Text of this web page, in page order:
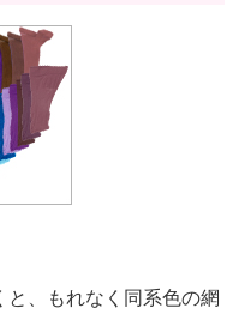
、もれなく同系色の網